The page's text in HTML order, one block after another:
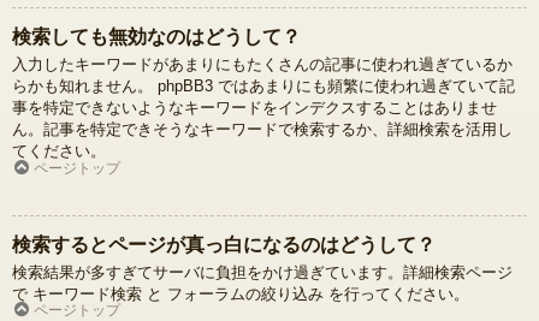
検索しても無効なのはどうして？
入力したキーワードがあまりにもたくさんの記事に使われ過ぎているか
らかも知れません。 phpBB3 ではあまりにも頻繁に使われ過ぎていて記
事を特定できないようなキーワードをインデクスすることはありませ
ん。記事を特定できそうなキーワードで検索するか、詳細検索を活用し
てください。
ページトップ
検索するとページが真っ白になるのはどうして？
検索結果が多すぎてサーバに負担をかけ過ぎています。詳細検索ページ
で キーワード検索 と フォーラムの絞り込み を行ってください。
ページトップ